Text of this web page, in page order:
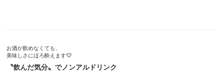
お酒が飲めなくても、
美味しさにほろ酔えます♡
〝飲んだ気分〟でノンアルドリンク